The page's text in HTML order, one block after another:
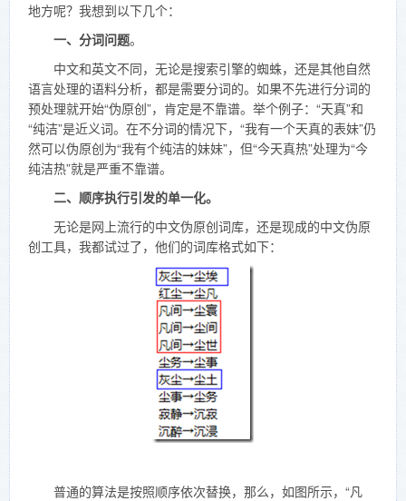
地方呢？我想到以下几个：
一、分词问题。
中文和英文不同，无论是搜索引擎的蜘蛛，还是其他自然
语言处理的语料分析，都是需要分词的。如果不先进行分词的
预处理就开始“伪原创”，肯定是不靠谱。举个例子：“天真”和
“纯洁”是近义词。在不分词的情况下，“我有一个天真的表妹”仍
然可以伪原创为“我有个纯洁的妹妹”，但“今天真热”处理为“今
纯洁热”就是严重不靠谱。
二、顺序执行引发的单一化。
无论是网上流行的中文伪原创词库，还是现成的中文伪原
创工具，我都试过了，他们的词库格式如下：
普通的算法是按照顺序依次替换，那么，如图所示，“凡